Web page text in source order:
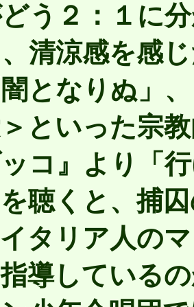
う２：１に
清涼感を感
となりぬ」
といった宗
コ』より「
聴くと、捕
タリア人の
導している